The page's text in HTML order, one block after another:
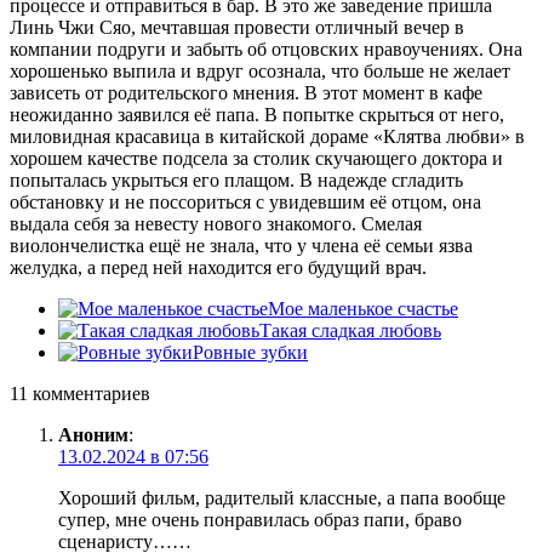
процессе и отправиться в бар. В это же заведение пришла
Линь Чжи Сяо, мечтавшая провести отличный вечер в
компании подруги и забыть об отцовских нравоучениях. Она
хорошенько выпила и вдруг осознала, что больше не желает
зависеть от родительского мнения. В этот момент в кафе
неожиданно заявился её папа. В попытке скрыться от него,
миловидная красавица в китайской дораме «Клятва любви» в
хорошем качестве подсела за столик скучающего доктора и
попыталась укрыться его плащом. В надежде сгладить
обстановку и не поссориться с увидевшим её отцом, она
выдала себя за невесту нового знакомого. Смелая
виолончелистка ещё не знала, что у члена её семьи язва
желудка, а перед ней находится его будущий врач.
Мое маленькое счастье
Такая сладкая любовь
Ровные зубки
11 комментариев
Аноним:
13.02.2024 в 07:56
Хороший фильм, радителый классные, а папа вообще
супер, мне очень понравилась образ папи, браво
сценаристу……